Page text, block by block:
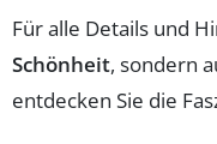
Für alle Details und
Schönheit, sondern
entdecken Sie die